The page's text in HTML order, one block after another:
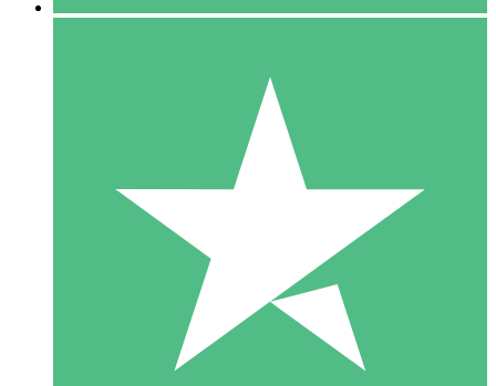
10 Descargas
20 00